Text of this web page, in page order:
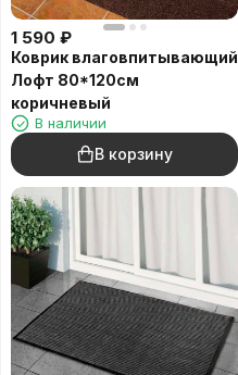
1 590 ₽
Коврик влаговпитывающий
Лофт 80*120см
коричневый
В наличии
В корзину